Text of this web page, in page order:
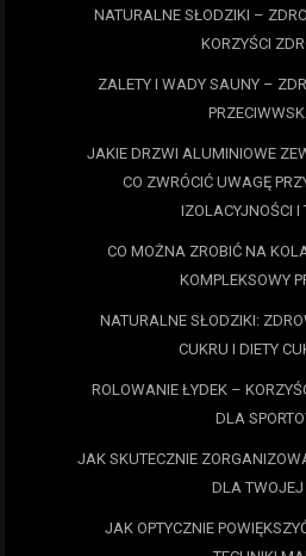
NATURALNE SŁODZIKI –
KORZYŚCI
ZALETY I WADY SAUNY –
JAKIE DRZWI ALUMINIOWE
CO ZWRÓCIĆ UWAGĘ
IZOLACYJNOŚCI I
CO MOŻNA ZROBIĆ NA
KOMPLEKSOWY
NATURALNE SŁODZIKI:
CUKRU I DIETY
ROLOWANIE ŁYDEK –
DLA
JAK SKUTECZNIE
DLA TWOJEJ
JAK OPTYCZNIE